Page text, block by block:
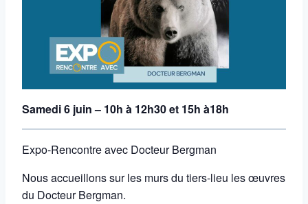
Samedi 6 juin – 10h à 12h30 et 15h à18h
Expo-Rencontre avec Docteur Bergman
Nous accueillons sur les murs du tiers-lieu les œuvres
du Docteur Bergman.